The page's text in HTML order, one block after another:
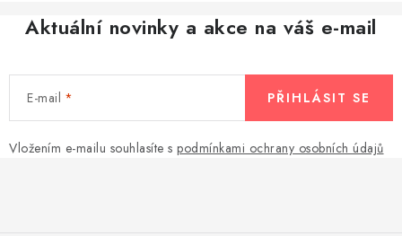
Aktuální novinky a akce na váš e-mail
E-mail
Vložením e-mailu souhlasíte s podmínkami ochrany osobních údajů
PŘIHLÁSIT SE